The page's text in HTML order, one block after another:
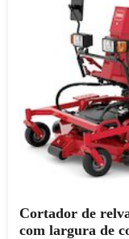
Cortador de
com largura de